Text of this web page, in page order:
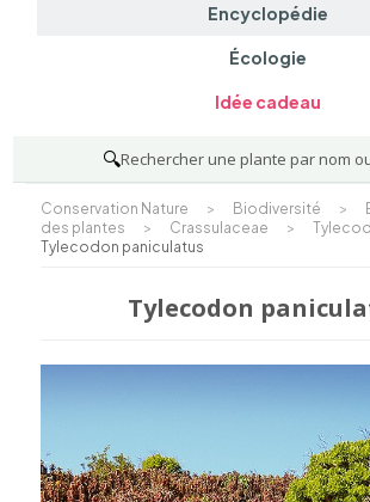
Encyclopédie
Écologie
Idée cadeau
🔍Rechercher une plante par nom
Conservation Nature > Biodiversité >
des plantes
> Crassulaceae >
Tylecodon paniculatus
Tylecodon